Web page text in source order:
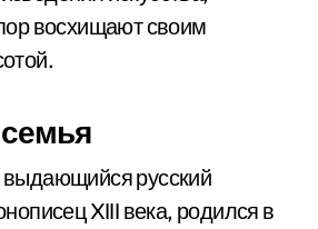
восхищают своим
русский
XIII века, родился в